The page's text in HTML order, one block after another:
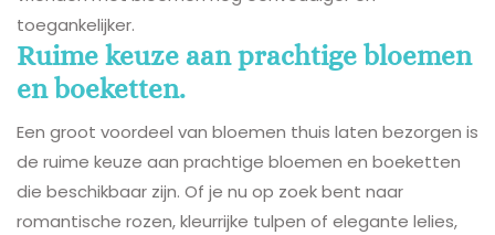
toegankelijker.
Ruime keuze aan prachtige bloemen
en boeketten.
Een groot voordeel van bloemen thuis laten bezorgen is
de ruime keuze aan prachtige bloemen en boeketten
die beschikbaar zijn. Of je nu op zoek bent naar
romantische rozen, kleurrijke tulpen of elegante lelies,